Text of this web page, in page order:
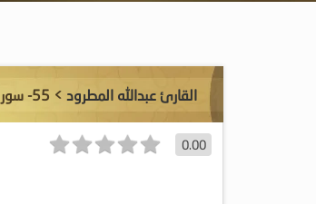
القارئ عبدالله المطرود > 55- سورة الرحمن
0.00